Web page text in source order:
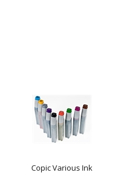
Copic Various Ink